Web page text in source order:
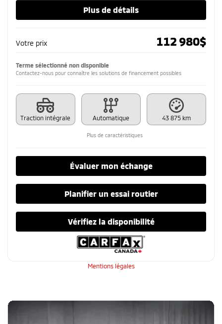
Plus de détails
Votre prix 112 980$
Terme sélectionné non disponible
Contactez-nous pour connaître les solutions de financement possibles
Traction intégrale Automatique 43 875 km
Plus de caractéristiques
Évaluer mon échange
Planifier un essai routier
Vérifiez la disponibilité
Mentions légales